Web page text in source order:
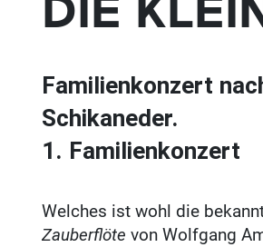
Familienkonzert
Schikaneder.
1. Familienkonzert
Welches ist wohl die
Zauberflöte von Wolfgang